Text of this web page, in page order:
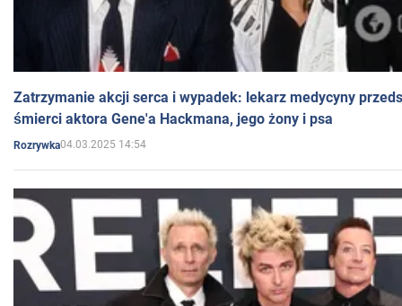
Zatrzymanie akcji serca i wypadek: lekarz medycyny
śmierci aktora Gene'a Hackmana, jego żony i psa
Rozrywka04.03.2025 14:54